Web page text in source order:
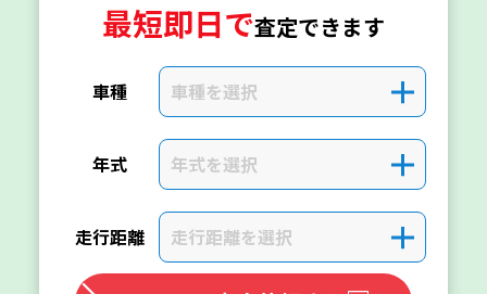
最短即日で査定できます
車種 車種を選択 ＋
年式 年式を選択 ＋
走行距離 走行距離を選択 ＋